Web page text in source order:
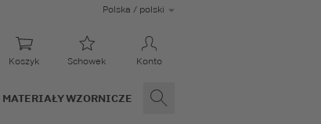
Polska / polski
Koszyk Schowek Konto
MATERIAŁY WZORNICZE